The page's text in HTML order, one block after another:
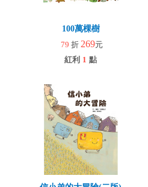
100萬棵樹
79 折 269元
紅利 1 點